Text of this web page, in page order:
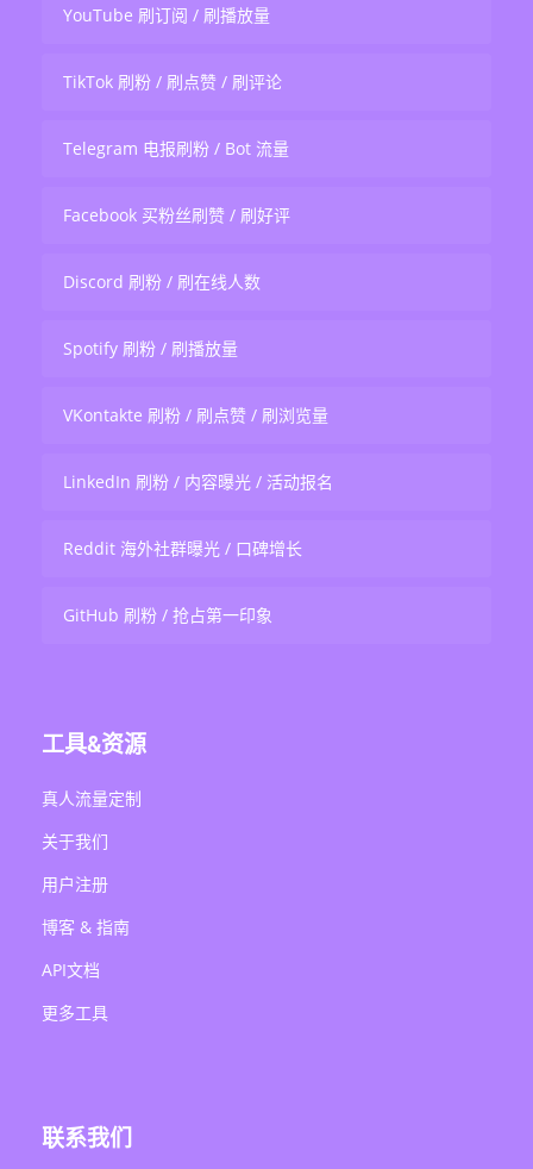
YouTube 刷订阅 / 刷播放量
TikTok 刷粉 / 刷点赞 / 刷评论
Telegram 电报刷粉 / Bot 流量
Facebook 买粉丝刷赞 / 刷好评
Discord 刷粉 / 刷在线人数
Spotify 刷粉 / 刷播放量
VKontakte 刷粉 / 刷点赞 / 刷浏览量
LinkedIn 刷粉 / 内容曝光 / 活动报名
Reddit 海外社群曝光 / 口碑增长
GitHub 刷粉 / 抢占第一印象
工具&资源
真人流量定制
关于我们
用户注册
博客 & 指南
API文档
更多工具
联系我们